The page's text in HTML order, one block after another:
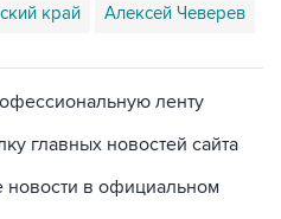
главных новостей сайта
новости в официальном